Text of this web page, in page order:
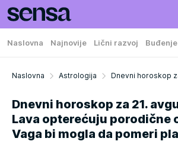
Naslovna Najnovije Lični razvoj
Naslovna Astrologija Dnevni horoskop
Dnevni horoskop za 21.
Lava opterećuju porodične
Vaga bi mogla da pomeri